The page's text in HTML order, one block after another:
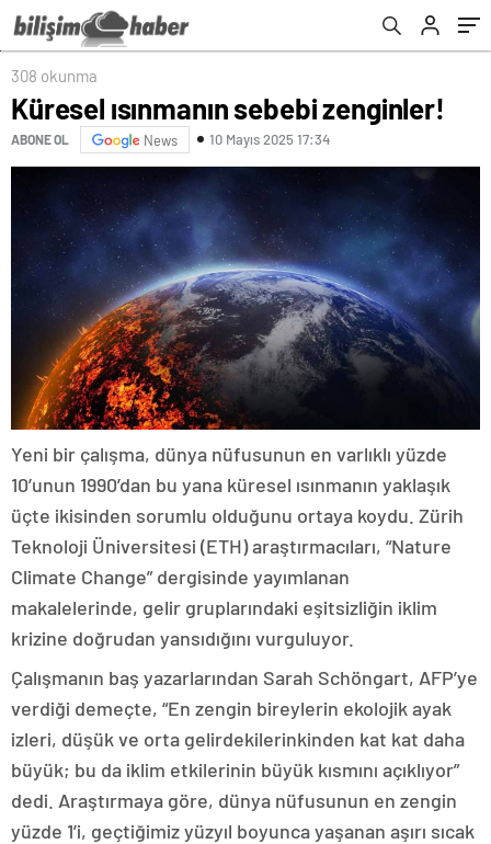
308 okunma
Küresel ısınmanın sebebi zenginler!
ABONE OL News 10 Mayıs 2025 17:34
Yeni bir çalışma, dünya nüfusunun en varlıklı yüzde
10’unun 1990’dan bu yana küresel ısınmanın yaklaşık
üçte ikisinden sorumlu olduğunu ortaya koydu. Zürih
Teknoloji Üniversitesi (ETH) araştırmacıları, “Nature
Climate Change” dergisinde yayımlanan
makalelerinde, gelir gruplarındaki eşitsizliğin iklim
krizine doğrudan yansıdığını vurguluyor.
Çalışmanın baş yazarlarından Sarah Schöngart, AFP’ye
verdiği demeçte, “En zengin bireylerin ekolojik ayak
izleri, düşük ve orta gelirdekilerinkinden kat kat daha
büyük; bu da iklim etkilerinin büyük kısmını açıklıyor”
dedi. Araştırmaya göre, dünya nüfusunun en zengin
yüzde 1’i, geçtiğimiz yüzyıl boyunca yaşanan aşırı sıcak
kurtarılamayacak!